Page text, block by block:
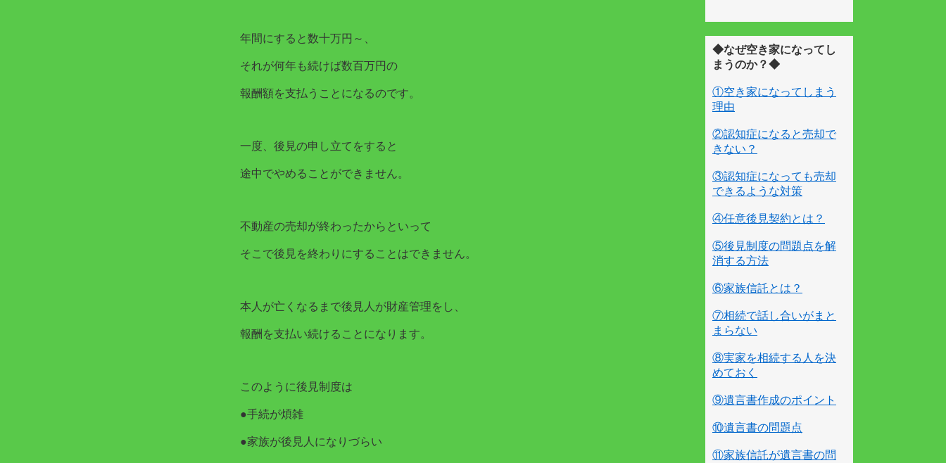
年間にすると数十万円～、
それが何年も続けば数百万円の
報酬額を支払うことになるのです。
一度、後見の申し立てをすると
途中でやめることができません。
不動産の売却が終わったからといって
そこで後見を終わりにすることはできません。
本人が亡くなるまで後見人が財産管理をし、
報酬を支払い続けることになります。
このように後見制度は
●手続が煩雑
●家族が後見人になりづらい
◆なぜ空き家になってし
まうのか？◆
①空き家になってしまう
理由
②認知症になると売却で
きない？
③認知症になっても売却
できるような対策
④任意後見契約とは？
⑤後見制度の問題点を解
消する方法
⑥家族信託とは？
⑦相続で話し合いがまと
まらない
⑧実家を相続する人を決
めておく
⑨遺言書作成のポイント
⑩遺言書の問題点
⑪家族信託が遺言書の問